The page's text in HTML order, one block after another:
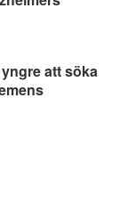
att söka